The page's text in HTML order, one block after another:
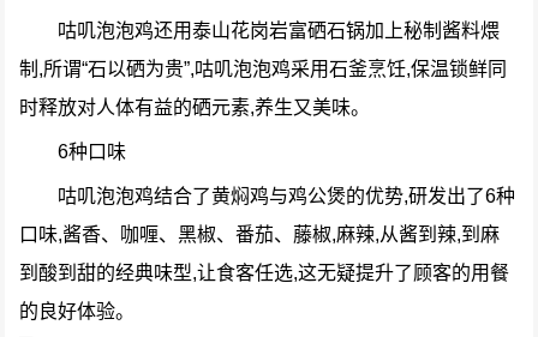
咕叽泡泡鸡还用泰山花岗岩富硒石锅加上秘制酱料煨
制,所谓“石以硒为贵”,咕叽泡泡鸡采用石釜烹饪,保温锁鲜同
时释放对人体有益的硒元素,养生又美味。
6种口味
咕叽泡泡鸡结合了黄焖鸡与鸡公煲的优势,研发出了6种
口味,酱香、咖喱、黑椒、番茄、藤椒,麻辣,从酱到辣,到麻
到酸到甜的经典味型,让食客任选,这无疑提升了顾客的用餐
的良好体验。